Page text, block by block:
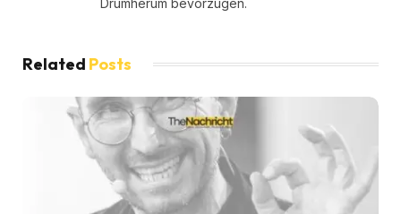
Drumherum bevorzugen.
Related Posts